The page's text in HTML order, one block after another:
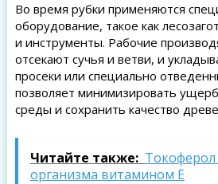
Во время рубки применяются
оборудование, такое как
и инструменты. Рабочие
отсекают сучья и ветви, и
просеки или специально
позволяет минимизировать
среды и сохранить качество
Читайте также:
организма витамином Е